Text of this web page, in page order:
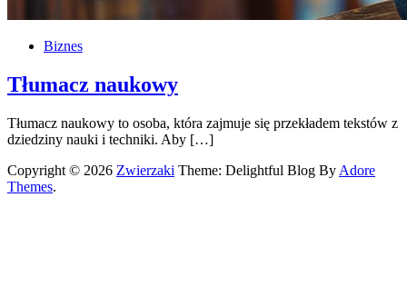
Biznes
Tłumacz naukowy
Tłumacz naukowy to osoba, która zajmuje się przekładem tekstów z
dziedziny nauki i techniki. Aby […]
Copyright © 2026 Zwierzaki Theme: Delightful Blog By Adore
Themes.